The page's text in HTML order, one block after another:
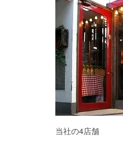
当社の4店舗